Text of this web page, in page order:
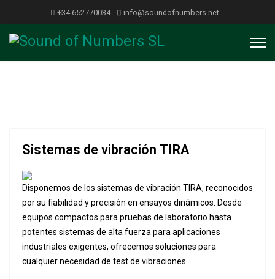
+34 652770034 info@soundofnumbers.net
Sistemas de vibración TIRA
Disponemos de los sistemas de vibración TIRA, reconocidos
por su fiabilidad y precisión en ensayos dinámicos. Desde
equipos compactos para pruebas de laboratorio hasta
potentes sistemas de alta fuerza para aplicaciones
industriales exigentes, ofrecemos soluciones para
cualquier necesidad de test de vibraciones.